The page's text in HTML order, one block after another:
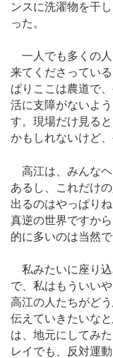
ンスに洗濯物を干
った。
一人でも多くの人
来てくださってい
ぱりここは農道で
活に支障がないよ
す。現場だけ見る
かもしれないけど
高江は、みんなヘ
あるし、これだけ
出るのはやっぱり
真逆の世界ですか
的に多いのは当然で
私みたいに座り込
で、私はもういい
高江の人たちがど
伝えていきたいな
は、地元にしてみ
レイでも、反対運